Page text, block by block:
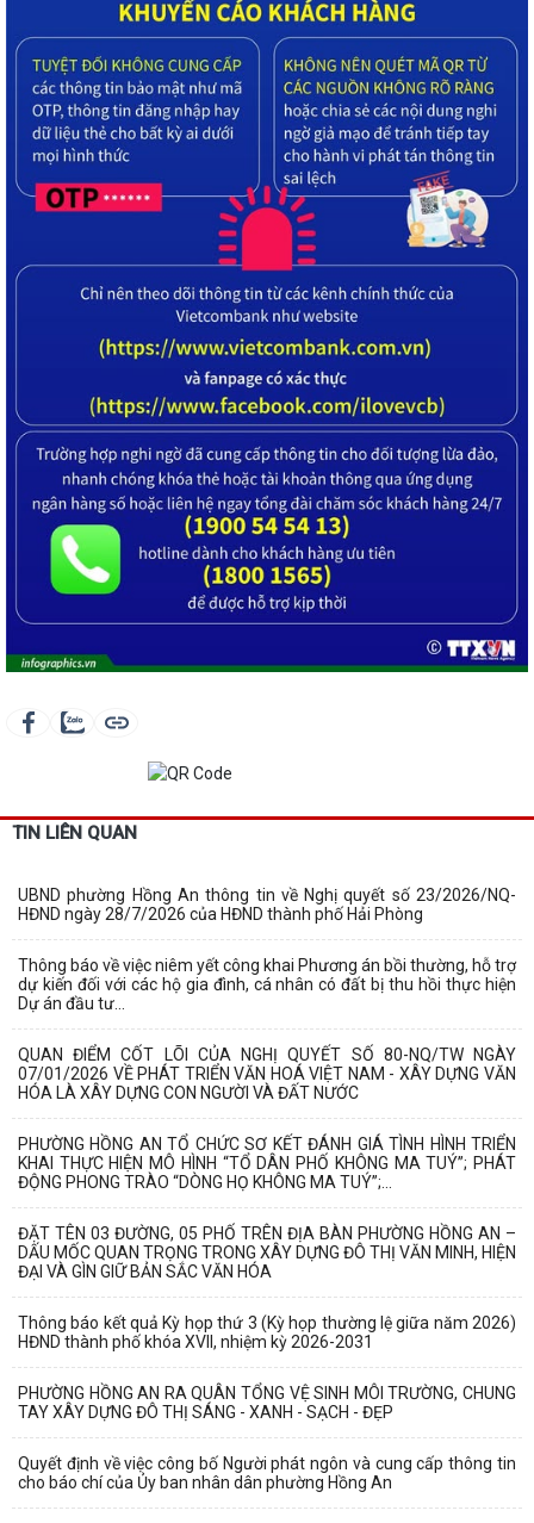
TIN LIÊN QUAN
UBND phường Hồng An thông tin về Nghị quyết số 23/2026/NQ-
HĐND ngày 28/7/2026 của HĐND thành phố Hải Phòng
Thông báo về việc niêm yết công khai Phương án bồi thường, hỗ trợ
dự kiến đối với các hộ gia đình, cá nhân có đất bị thu hồi thực hiện
Dự án đầu tư...
QUAN ĐIỂM CỐT LÕI CỦA NGHỊ QUYẾT SỐ 80-NQ/TW NGÀY
07/01/2026 VỀ PHÁT TRIỂN VĂN HOÁ VIỆT NAM - XÂY DỰNG VĂN
HÓA LÀ XÂY DỰNG CON NGƯỜI VÀ ĐẤT NƯỚC
PHƯỜNG HỒNG AN TỔ CHỨC SƠ KẾT ĐÁNH GIÁ TÌNH HÌNH TRIỂN
KHAI THỰC HIỆN MÔ HÌNH “TỔ DÂN PHỐ KHÔNG MA TUÝ”; PHÁT
ĐỘNG PHONG TRÀO “DÒNG HỌ KHÔNG MA TUÝ”;...
ĐẶT TÊN 03 ĐƯỜNG, 05 PHỐ TRÊN ĐỊA BÀN PHƯỜNG HỒNG AN –
DẤU MỐC QUAN TRỌNG TRONG XÂY DỰNG ĐÔ THỊ VĂN MINH, HIỆN
ĐẠI VÀ GÌN GIỮ BẢN SẮC VĂN HÓA
Thông báo kết quả Kỳ họp thứ 3 (Kỳ họp thường lệ giữa năm 2026)
HĐND thành phố khóa XVII, nhiệm kỳ 2026-2031
PHƯỜNG HỒNG AN RA QUÂN TỔNG VỆ SINH MÔI TRƯỜNG, CHUNG
TAY XÂY DỰNG ĐÔ THỊ SÁNG - XANH - SẠCH - ĐẸP
Quyết định về việc công bố Người phát ngôn và cung cấp thông tin
cho báo chí của Ủy ban nhân dân phường Hồng An